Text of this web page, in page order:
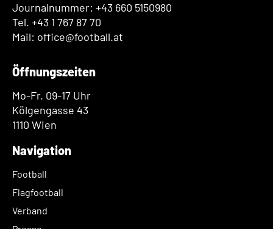
Journalnummer: +43 660 5150980
Tel. +43 1 767 87 70
Mail: office@football.at
Öffnungszeiten
Mo-Fr. 09-17 Uhr
Kölgengasse 43
1110 Wien
Navigation
Football
Flagfootball
Verband